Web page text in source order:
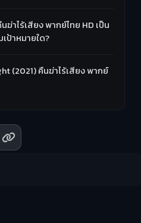
าไร้เสียง พากย์ไทย HD เป็น
เป้าหมายใด?
(2021) คืนฆ่าไร้เสียง พากย์